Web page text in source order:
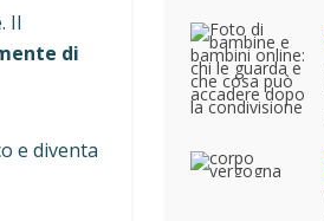
Il
di
e diventa